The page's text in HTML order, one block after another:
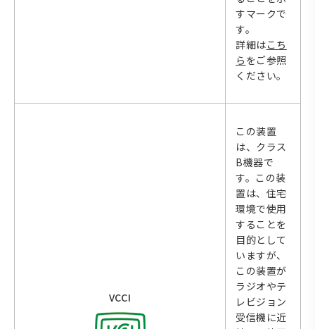
すマークで
す。
詳細はこち
ら をご参照
ください。
VCCI
この装置
は、クラス
B機器で
す。この装
置は、住宅
環境で使用
することを
目的として
いますが、
この装置が
ラジオやテ
レビジョン
受信機に近